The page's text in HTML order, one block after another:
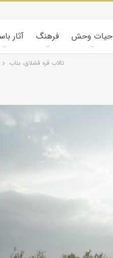
آثار فرهنگ حیات وحش
تالاب قره قشلاق، بناب